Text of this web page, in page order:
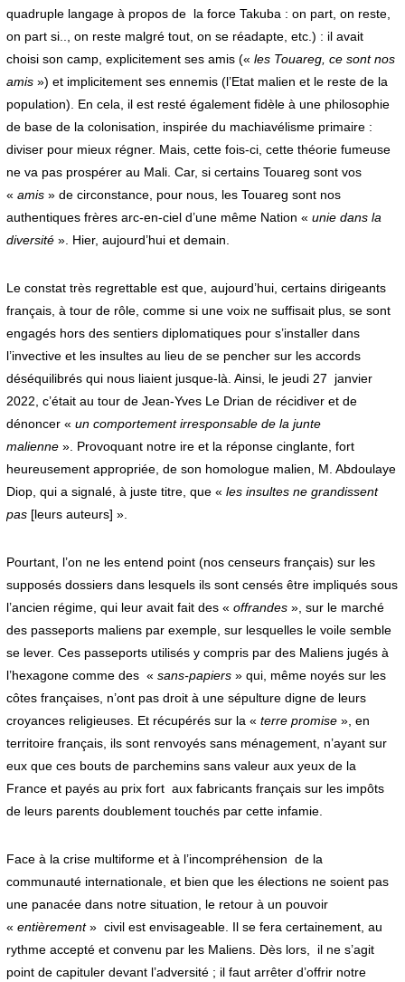
quadruple langage à propos de la force Takuba : on part, on reste,
on part si.., on reste malgré tout, on se réadapte, etc.) : il avait
choisi son camp, explicitement ses amis (« les Touareg, ce sont nos
amis») et implicitement ses ennemis (l’Etat malien et le reste de la
population). En cela, il est resté également fidèle à une philosophie
de base de la colonisation, inspirée du machiavélisme primaire :
diviser pour mieux régner. Mais, cette fois-ci, cette théorie fumeuse
ne va pas prospérer au Mali. Car, si certains Touareg sont vos
« amis » de circonstance, pour nous, les Touareg sont nos
authentiques frères arc-en-ciel d’une même Nation « unie dans la
diversité». Hier, aujourd’hui et demain.
Le constat très regrettable est que, aujourd’hui, certains dirigeants
français, à tour de rôle, comme si une voix ne suffisait plus, se sont
engagés hors des sentiers diplomatiques pour s’installer dans
l’invective et les insultes au lieu de se pencher sur les accords
déséquilibrés qui nous liaient jusque-là. Ainsi, le jeudi 27 janvier
2022, c’était au tour de Jean-Yves Le Drian de récidiver et de
dénoncer « un comportement irresponsable de la junte
malienne». Provoquant notre ire et la réponse cinglante, fort
heureusement appropriée, de son homologue malien, M. Abdoulaye
Diop, qui a signalé, à juste titre, que « les insultes ne grandissent
pas[leurs auteurs] ».
Pourtant, l’on ne les entend point (nos censeurs français) sur les
supposés dossiers dans lesquels ils sont censés être impliqués sous
l’ancien régime, qui leur avait fait des « offrandes», sur le marché
des passeports maliens par exemple, sur lesquelles le voile semble
se lever. Ces passeports utilisés y compris par des Maliens jugés à
l’hexagone comme des « sans-papiers» qui, même noyés sur les
côtes françaises, n’ont pas droit à une sépulture digne de leurs
croyances religieuses. Et récupérés sur la « terre promise», en
territoire français, ils sont renvoyés sans ménagement, n’ayant sur
eux que ces bouts de parchemins sans valeur aux yeux de la
France et payés au prix fort aux fabricants français sur les impôts
de leurs parents doublement touchés par cette infamie.
Face à la crise multiforme et à l’incompréhension de la
communauté internationale, et bien que les élections ne soient pas
une panacée dans notre situation, le retour à un pouvoir
« entièrement» civil est envisageable. Il se fera certainement, au
rythme accepté et convenu par les Maliens. Dès lors, il ne s’agit
point de capituler devant l’adversité ; il faut arrêter d’offrir notre